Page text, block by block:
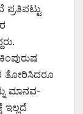
ಪ್ರತಿಪಟ್ಟು
ತೋರಿಸಿದರೂ
ಮಾನವ-
ಇಲ್ಲದೆ